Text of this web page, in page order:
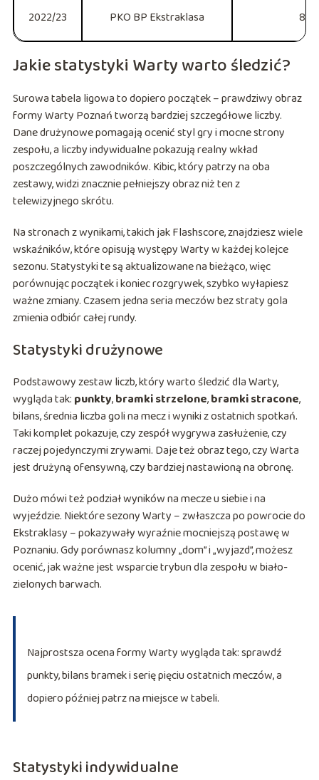
2022/23 PKO BP Ekstraklasa 8.
Jakie statystyki Warty warto śledzić?
Surowa tabela ligowa to dopiero początek – prawdziwy obraz
formy Warty Poznań tworzą bardziej szczegółowe liczby.
Dane drużynowe pomagają ocenić styl gry i mocne strony
zespołu, a liczby indywidualne pokazują realny wkład
poszczególnych zawodników. Kibic, który patrzy na oba
zestawy, widzi znacznie pełniejszy obraz niż ten z
telewizyjnego skrótu.
Na stronach z wynikami, takich jak Flashscore, znajdziesz wiele
wskaźników, które opisują występy Warty w każdej kolejce
sezonu. Statystyki te są aktualizowane na bieżąco, więc
porównując początek i koniec rozgrywek, szybko wyłapiesz
ważne zmiany. Czasem jedna seria meczów bez straty gola
zmienia odbiór całej rundy.
Statystyki drużynowe
Podstawowy zestaw liczb, który warto śledzić dla Warty,
wygląda tak: punkty,bramki strzelone,bramki stracone,
bilans, średnia liczba goli na mecz i wyniki z ostatnich spotkań.
Taki komplet pokazuje, czy zespół wygrywa zasłużenie, czy
raczej pojedynczymi zrywami. Daje też obraz tego, czy Warta
jest drużyną ofensywną, czy bardziej nastawioną na obronę.
Dużo mówi też podział wyników na mecze u siebie i na
wyjeździe. Niektóre sezony Warty – zwłaszcza po powrocie do
Ekstraklasy – pokazywały wyraźnie mocniejszą postawę w
Poznaniu. Gdy porównasz kolumny „dom” i „wyjazd”, możesz
ocenić, jak ważne jest wsparcie trybun dla zespołu w biało-
zielonych barwach.
Najprostsza ocena formy Warty wygląda tak: sprawdź
punkty, bilans bramek i serię pięciu ostatnich meczów, a
dopiero później patrz na miejsce w tabeli.
Statystyki indywidualne